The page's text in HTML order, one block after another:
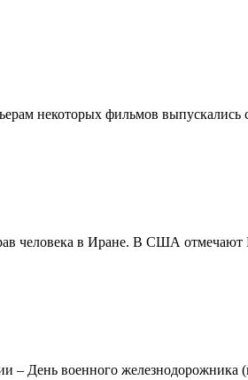
некоторых фильмов
человека в Иране. В США
– День военного железнодорожника